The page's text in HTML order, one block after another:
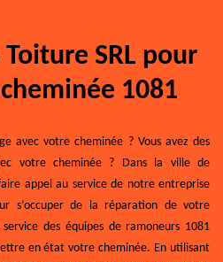
SRL pour
1081
avec votre cheminée ? Vous avez des
votre cheminée ? Dans la ville de
appel au service de notre entreprise
s’occuper de la réparation de votre
des équipes de ramoneurs 1081
en état votre cheminée. En utilisant